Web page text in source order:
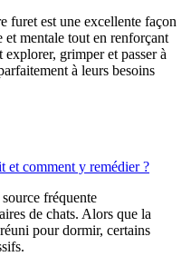
furet est une excellente façon
mentale tout en renforçant
grimper et passer à
à leurs besoins
et comment y remédier ?
fréquente
de chats. Alors que la
pour dormir, certains